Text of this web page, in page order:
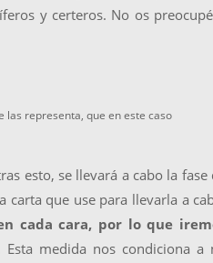
y certeros. No os
las representa, que en este caso
esto, se llevará a cabo la fase
carta que use para llevarla a
cada cara, por lo que
medida nos condiciona a